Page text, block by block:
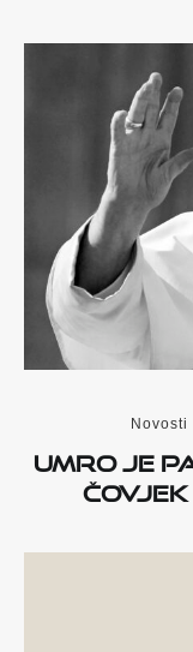
Novosti
UMRO JE